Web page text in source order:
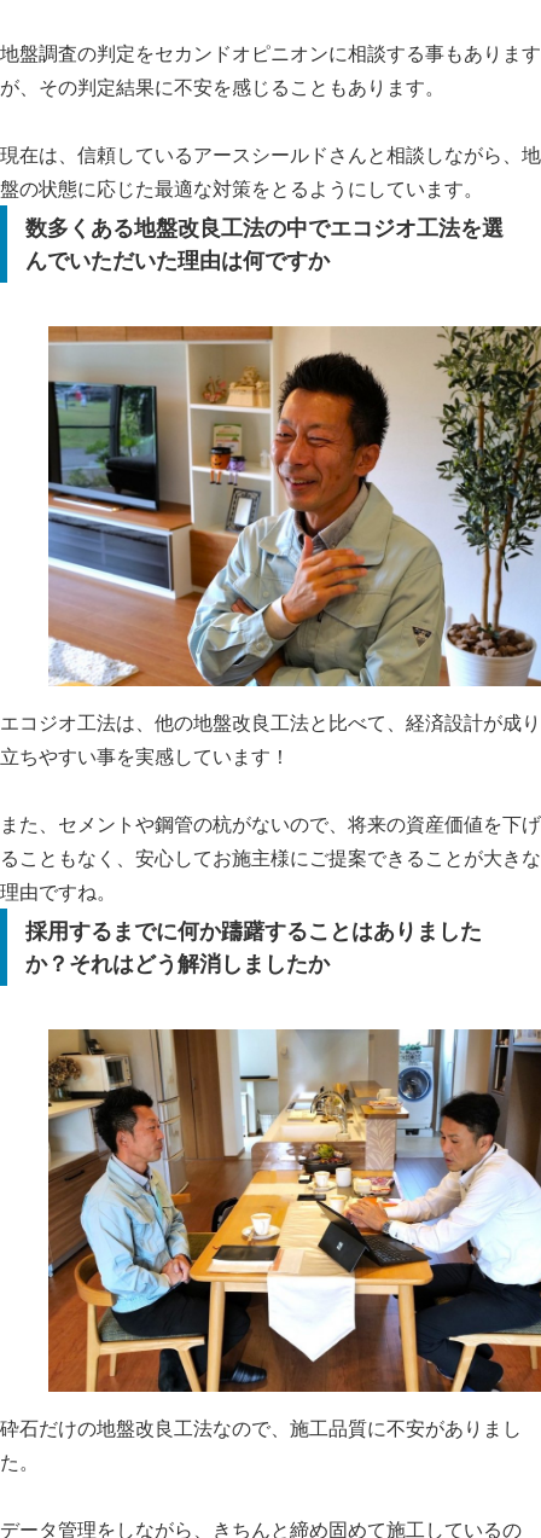
地盤調査の判定をセカンドオピニオンに相談する事もあります
が、その判定結果に不安を感じることもあります。
現在は、信頼しているアースシールドさんと相談しながら、地
盤の状態に応じた最適な対策をとるようにしています。
数多くある地盤改良工法の中でエコジオ工法を選
んでいただいた理由は何ですか
エコジオ工法は、他の地盤改良工法と比べて、経済設計が成り
立ちやすい事を実感しています！
また、セメントや鋼管の杭がないので、将来の資産価値を下げ
ることもなく、安心してお施主様にご提案できることが大きな
理由ですね。
採用するまでに何か躊躇することはありました
か？それはどう解消しましたか
砕石だけの地盤改良工法なので、施工品質に不安がありまし
た。
データ管理をしながら、きちんと締め固めて施工しているの